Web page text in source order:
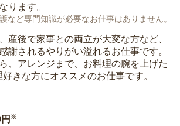
ります。
など専門知識が必要なお仕事はありません。
産後で家事との両立が大変な方など、
謝されるやりがい溢れるお仕事です。
、アレンジまで、お料理の腕を上げた
きな方にオススメのお仕事です。
※